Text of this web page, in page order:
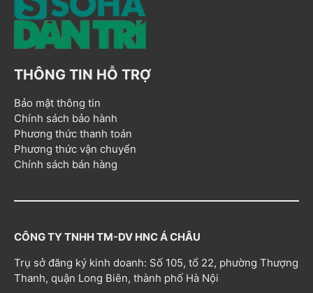
THÔNG TIN HỖ TRỢ
Bảo mật thông tin
Chính sách bảo hành
Phương thức thanh toán
Phương thức vận chuyển
Chính sách bán hàng
CÔNG TY TNHH TM-DV HNC Á CHÂU
Trụ sở đăng ký kinh doanh: Số 105, tổ 22, phường Thượng
Thanh, quận Long Biên, thành phố Hà Nội